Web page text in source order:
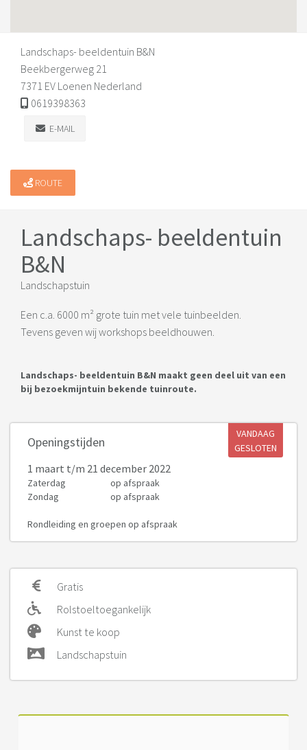
Landschaps- beeldentuin B&N
Beekbergerweg 21
7371 EV Loenen Nederland
0619398363
E-MAIL
ROUTE
Landschaps- beeldentuin
B&N
Landschapstuin
Een c.a. 6000 m² grote tuin met vele tuinbeelden.
Tevens geven wij workshops beeldhouwen.
Landschaps- beeldentuin B&N maakt geen deel uit van een
bij bezoekmijntuin bekende tuinroute.
Openingstijden
VANDAAG
GESLOTEN
1 maart t/m 21 december 2022
Zaterdag
op afspraak
Zondag
op afspraak
Rondleiding en groepen op afspraak
Gratis
Rolstoeltoegankelijk
Kunst te koop
Landschapstuin